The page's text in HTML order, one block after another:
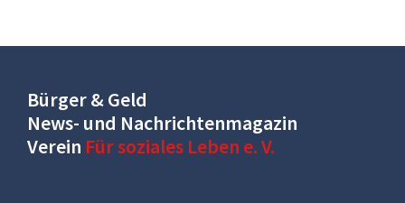
Bürger & Geld
News- und Nachrichtenmagazin
Verein Für soziales Leben e. V.